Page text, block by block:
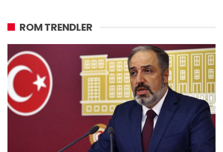
ROM TRENDLER